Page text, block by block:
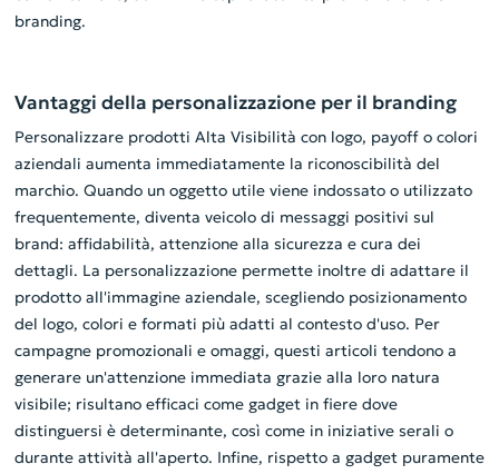
branding.
Vantaggi della personalizzazione per il branding
Personalizzare prodotti Alta Visibilità con logo, payoff o colori
aziendali aumenta immediatamente la riconoscibilità del
marchio. Quando un oggetto utile viene indossato o utilizzato
frequentemente, diventa veicolo di messaggi positivi sul
brand: affidabilità, attenzione alla sicurezza e cura dei
dettagli. La personalizzazione permette inoltre di adattare il
prodotto all'immagine aziendale, scegliendo posizionamento
del logo, colori e formati più adatti al contesto d'uso. Per
campagne promozionali e omaggi, questi articoli tendono a
generare un'attenzione immediata grazie alla loro natura
visibile; risultano efficaci come gadget in fiere dove
distinguersi è determinante, così come in iniziative serali o
durante attività all'aperto. Infine, rispetto a gadget puramente